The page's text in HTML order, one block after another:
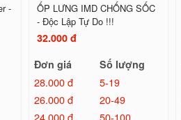
-
ỐP LƯNG IMD CHỐNG SỐC
- Độc Lập Tự Do !!!
32.000 đ
Đơn giá
Số lượng
28.000 đ
5-19
26.000 đ
20-49
24.000 đ
50-100